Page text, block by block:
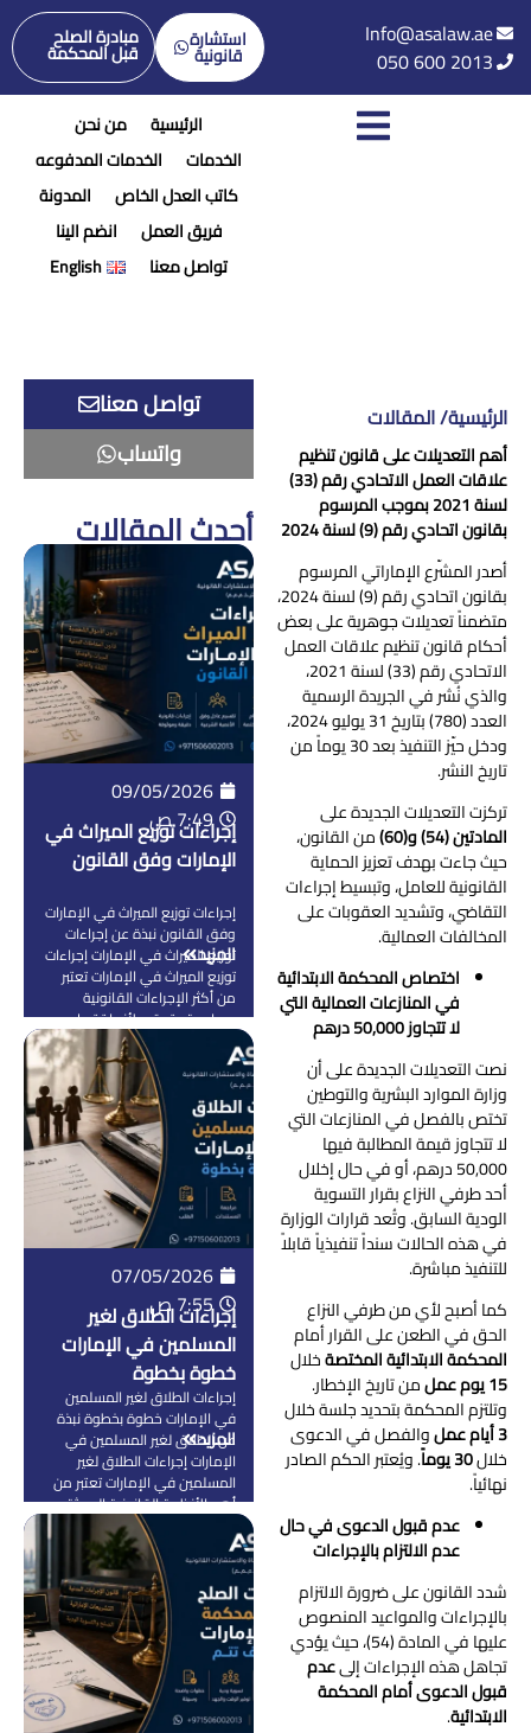
Info@asalaw.ae
050 600 2013
استشارة
قانونية
مبادرة الصلح
قبل المحكمة
الرئيسية
من نحن
الخدمات
الخدمات المدفوعه
كاتب العدل الخاص
المدونة
فريق العمل
انضم الينا
تواصل معنا
English
تواصل معنا
واتساب
أحدث المقالات
09/05/2026
7:49 ص
إجراءات توزيع الميراث في
الإمارات وفق القانون
إجراءات توزيع الميراث في الإمارات
وفق القانون نبذة عن إجراءات
توزيع الميراث في الإمارات إجراءات
توزيع الميراث في الإمارات تعتبر
من أكثر الإجراءات القانونية
حساسية وتعقيد لأنها ترتبط
بحقوق مالية وأسرية كبيرة، وأي
خطأ أو تأخير فيها ممكن يسبب
نزاعات طويلة بين الورثة أو يؤدي
إلى تعطيل الأموال والعقارات
والشركات لفترات طويلة القانون
الإماراتي نظم […]
المزيد
07/05/2026
7:55 ص
إجراءات الطلاق لغير
المسلمين في الإمارات
خطوة بخطوة
إجراءات الطلاق لغير المسلمين
في الإمارات خطوة بخطوة نبذة
عن الطلاق لغير المسلمين في
الإمارات إجراءات الطلاق لغير
المسلمين في الإمارات تعتبر من
أهم الأنظمة القانونية الحديثة
اللي تم تطويرها داخل الدولة
عشان تواكب التنوع الثقافي
الكبير الموجود في المجتمع
الإماراتي، حيث تضم الإمارات
جنسيات متعددة وأنظمة قانونية
مختلفة، لذلك تم وضع إطار
قانوني واضح […]
المزيد
الرئيسية/ المقالات
أهم التعديلات على قانون تنظيم
علاقات العمل الاتحادي رقم (33)
لسنة 2021 بموجب المرسوم
بقانون اتحادي رقم (9) لسنة 2024
أصدر المشرّع الإماراتي المرسوم
بقانون اتحادي رقم (9) لسنة 2024،
متضمناً تعديلات جوهرية على بعض
أحكام قانون تنظيم علاقات العمل
الاتحادي رقم (33) لسنة 2021،
والذي نُشر في الجريدة الرسمية
العدد (780) بتاريخ 31 يوليو 2024،
ودخل حيّز التنفيذ بعد 30 يوماً من
تاريخ النشر.
تركزت التعديلات الجديدة على
المادتين (54) و
(60)
من القانون،
حيث جاءت بهدف تعزيز الحماية
القانونية للعامل، وتبسيط إجراءات
التقاضي، وتشديد العقوبات على
المخالفات العمالية.
اختصاص المحكمة الابتدائية
في المنازعات العمالية التي
لا تتجاوز 50,000 درهم
نصت التعديلات الجديدة على أن
وزارة الموارد البشرية والتوطين
تختص بالفصل في المنازعات التي
لا تتجاوز قيمة المطالبة فيها
50,000 درهم، أو في حال إخلال
أحد طرفي النزاع بقرار التسوية
الودية السابق. وتُعد قرارات الوزارة
في هذه الحالات سنداً تنفيذياً قابلاً
للتنفيذ مباشرة.
كما أصبح لأي من طرفي النزاع
الحق في الطعن على القرار أمام
المحكمة الابتدائية المختصةخلال
15يوم عملمن تاريخ الإخطار.
وتلتزم المحكمة بتحديد جلسة خلال
3أيام عملوالفصل في الدعوى
خلال30يوماً. ويُعتبر الحكم الصادر
نهائياً.
عدم قبول الدعوى في حال
عدم الالتزام بالإجراءات
شدد القانون على ضرورة الالتزام
بالإجراءات والمواعيد المنصوص
عليها في المادة (54)، حيث يؤدي
تجاهل هذه الإجراءات إلىعدم
قبول الدعوى أمام المحكمة
الابتدائية.